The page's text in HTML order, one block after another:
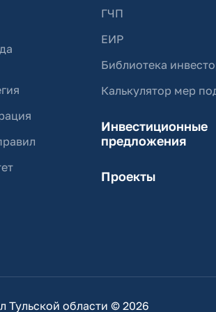
ГЧП
ЕИР
Библиотека
Калькулятор мер
Инвестиционные
предложения
Проекты
Тульской области © 2026